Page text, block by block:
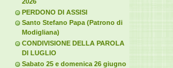
2026
PERDONO DI ASSISI
Santo Stefano Papa (Patrono di
Modigliana)
CONDIVISIONE DELLA PAROLA
DI LUGLIO
Sabato 25 e domenica 26 giugno